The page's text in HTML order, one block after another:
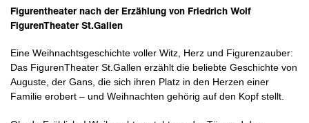
Figurentheater nach der Erzählung von Friedrich Wolf
FigurenTheater St.Gallen
Eine Weihnachtsgeschichte voller Witz, Herz und Figurenzauber:
Das FigurenTheater St.Gallen erzählt die beliebte Geschichte von
Auguste, der Gans, die sich ihren Platz in den Herzen einer
Familie erobert – und Weihnachten gehörig auf den Kopf stellt.